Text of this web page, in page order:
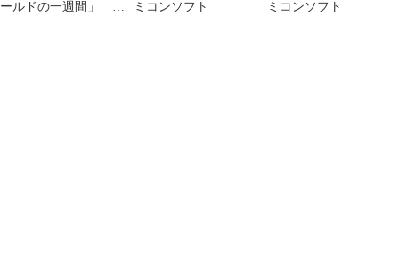
ールドの一週間」 外
ミコンソフト
ミコンソフト